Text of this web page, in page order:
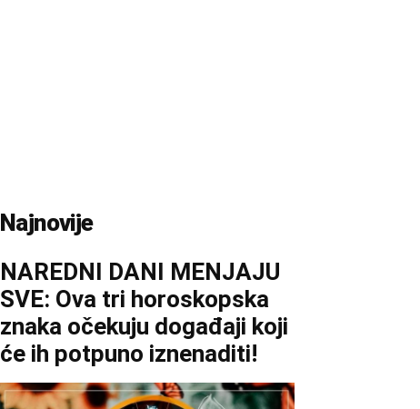
Najnovije
NAREDNI DANI MENJAJU
SVE: Ova tri horoskopska
znaka očekuju događaji koji
će ih potpuno iznenaditi!